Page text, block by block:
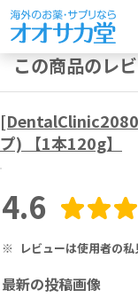
この商品のレ
プ) 【1本120g】
4.6
※ レビューは使用者の
最新の投稿画像